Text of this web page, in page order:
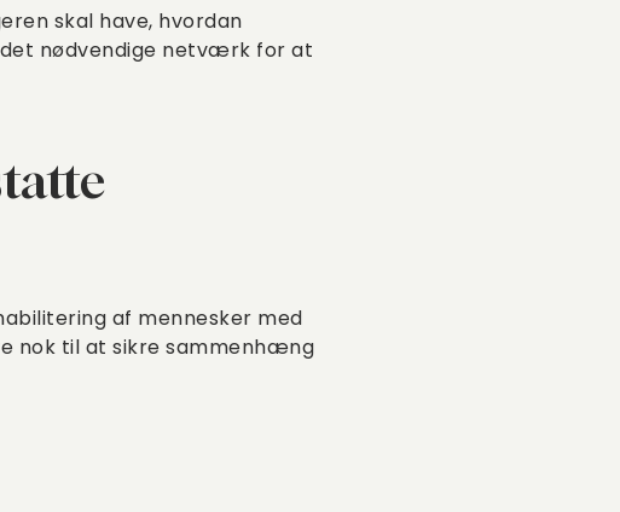
skal have, hvordan
nødvendige netværk for at
af mennesker med
nok til at sikre sammenhæng